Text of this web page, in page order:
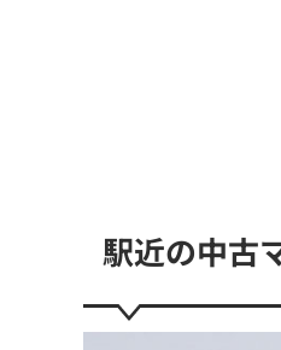
駅近の中古